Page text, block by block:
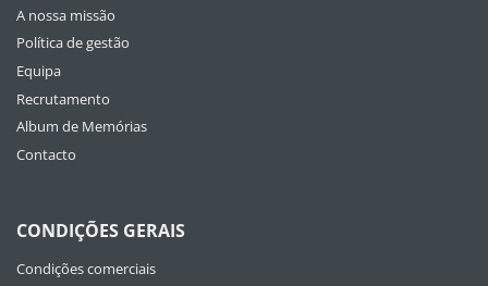
A nossa missão
Política de gestão
Equipa
Recrutamento
Album de Memórias
Contacto
CONDIÇÕES GERAIS
Condições comerciais